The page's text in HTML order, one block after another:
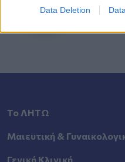
Data Deletion
Το ΛΗΤΩ
Μαιευτική &
Γενική Κλινική